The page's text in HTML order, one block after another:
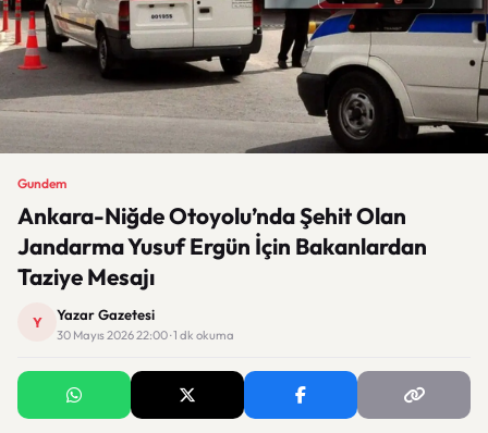
Gundem
Ankara-Niğde Otoyolu’nda Şehit Olan
Jandarma Yusuf Ergün İçin Bakanlardan
Taziye Mesajı
Y Yazar Gazetesi
30 Mayıs 2026 22:00 · 1 dk okuma